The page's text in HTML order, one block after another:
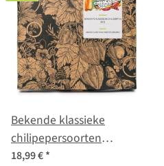
Bekende klassieke
chilipepersoorten
(biologisch) - zaad
18,99 €*